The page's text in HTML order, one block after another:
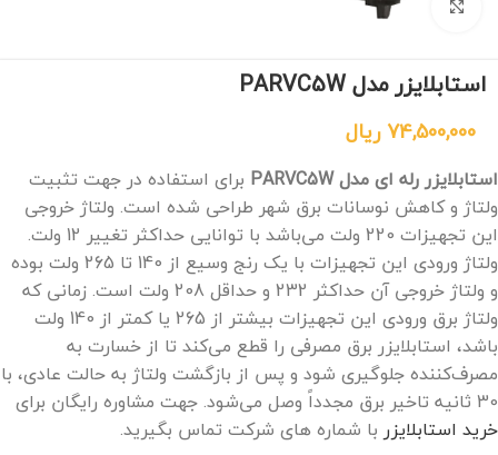
برای بزرگنمایی کلیک کنید
استابلایزر مدل PARVC5W
74,500,000 ریال
استابلایزر رله ای مدل PARVC5W
برای استفاده در جهت تثبیت
ولتاژ و کاهش نوسانات برق شهر طراحی شده‌ است. ولتاژ خروجی
این تجهیزات 220 ولت می‌باشد با توانایی حداکثر تغییر 12 ولت.
ولتاژ ورودی این تجهیزات با یک رنج وسیع از 140 تا 265 ولت بوده
و ولتاژ خروجی آن حداکثر 232 و حداقل 208 ولت است. زمانی که
ولتاژ برق ورودی این تجهیزات بیشتر از 265 یا کمتر از 140 ولت
باشد، استابلایزر برق مصرفی را قطع می‌کند تا از خسارت به
مصرف‌کننده جلوگیری شود و پس از بازگشت ولتاژ به حالت عادی، با
30 ثانیه تاخیر برق مجدداً وصل می‌شود. جهت مشاوره رایگان برای
خرید استابلایزر با شماره های شرکت تماس بگیرید.